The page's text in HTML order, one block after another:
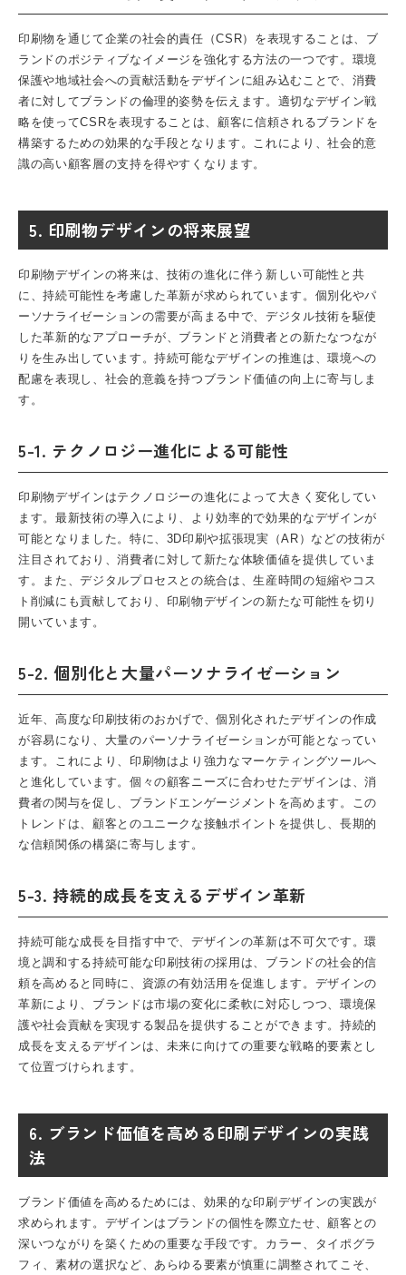
印刷物を通じて企業の社会的責任（CSR）を表現することは、ブ
ランドのポジティブなイメージを強化する方法の一つです。環境
保護や地域社会への貢献活動をデザインに組み込むことで、消費
者に対してブランドの倫理的姿勢を伝えます。適切なデザイン戦
略を使ってCSRを表現することは、顧客に信頼されるブランドを
構築するための効果的な手段となります。これにより、社会的意
識の高い顧客層の支持を得やすくなります。
5. 印刷物デザインの将来展望
印刷物デザインの将来は、技術の進化に伴う新しい可能性と共
に、持続可能性を考慮した革新が求められています。個別化やパ
ーソナライゼーションの需要が高まる中で、デジタル技術を駆使
した革新的なアプローチが、ブランドと消費者との新たなつなが
りを生み出しています。持続可能なデザインの推進は、環境への
配慮を表現し、社会的意義を持つブランド価値の向上に寄与しま
す。
5-1. テクノロジー進化による可能性
印刷物デザインはテクノロジーの進化によって大きく変化してい
ます。最新技術の導入により、より効率的で効果的なデザインが
可能となりました。特に、3D印刷や拡張現実（AR）などの技術が
注目されており、消費者に対して新たな体験価値を提供していま
す。また、デジタルプロセスとの統合は、生産時間の短縮やコス
ト削減にも貢献しており、印刷物デザインの新たな可能性を切り
開いています。
5-2. 個別化と大量パーソナライゼーション
近年、高度な印刷技術のおかげで、個別化されたデザインの作成
が容易になり、大量のパーソナライゼーションが可能となってい
ます。これにより、印刷物はより強力なマーケティングツールへ
と進化しています。個々の顧客ニーズに合わせたデザインは、消
費者の関与を促し、ブランドエンゲージメントを高めます。この
トレンドは、顧客とのユニークな接触ポイントを提供し、長期的
な信頼関係の構築に寄与します。
5-3. 持続的成長を支えるデザイン革新
持続可能な成長を目指す中で、デザインの革新は不可欠です。環
境と調和する持続可能な印刷技術の採用は、ブランドの社会的信
頼を高めると同時に、資源の有効活用を促進します。デザインの
革新により、ブランドは市場の変化に柔軟に対応しつつ、環境保
護や社会貢献を実現する製品を提供することができます。持続的
成長を支えるデザインは、未来に向けての重要な戦略的要素とし
て位置づけられます。
6. ブランド価値を高める印刷デザインの実践
法
ブランド価値を高めるためには、効果的な印刷デザインの実践が
求められます。デザインはブランドの個性を際立たせ、顧客との
深いつながりを築くための重要な手段です。カラー、タイポグラ
フィ、素材の選択など、あらゆる要素が慎重に調整されてこそ、